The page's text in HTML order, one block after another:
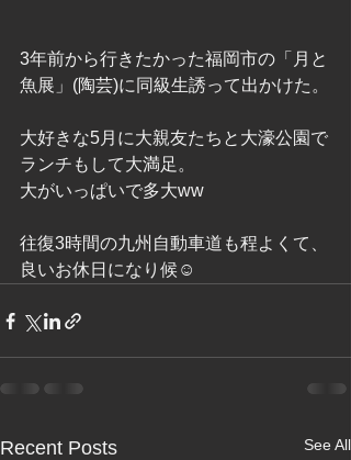
3年前から行きたかった福岡市の「月と
魚展」(陶芸)に同級生誘って出かけた。
大好きな5月に大親友たちと大濠公園で
ランチもして大満足。
大がいっぱいで多大ww
往復3時間の九州自動車道も程よくて、
良いお休日になり候☺️
Recent Posts See All